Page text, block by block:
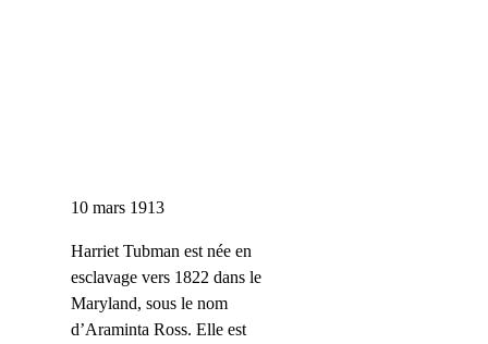
10 mars 1913
Harriet Tubman est née en
esclavage vers 1822 dans le
Maryland, sous le nom
d’Araminta Ross. Elle est